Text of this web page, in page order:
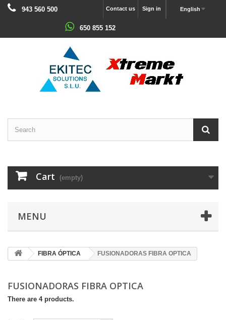
English
Sign in
Contact us
943 560 500
650 855 152
Cart (empty)
MENU
FIBRA ÓPTICA FUSIONADORAS FIBRA OPTICA
FUSIONADORAS FIBRA OPTICA
There are 4 products.